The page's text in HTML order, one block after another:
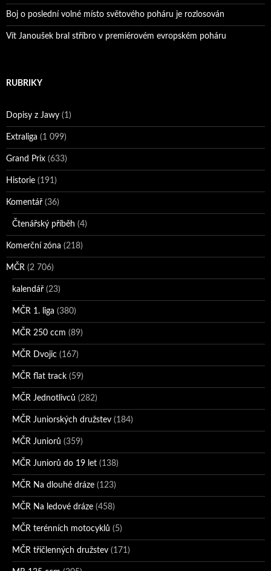
Boj o poslední volné místo světového poháru je rozlosován
Vít Janoušek bral stříbro v premiérovém evropském poháru
RUBRIKY
Dopisy z Jawy (1)
Extraliga (1 099)
Grand Prix (633)
Historie (191)
Komentář (36)
Čtenářský příběh (4)
Komerční zóna (218)
MČR (2 706)
kalendář (23)
MČR 1. liga (380)
MČR 250 ccm (89)
MČR Dvojic (167)
MČR flat track (59)
MČR Jednotlivců (282)
MČR Juniorských družstev (184)
MČR Juniorů (359)
MČR Juniorů do 19 let (138)
MČR Na dlouhé dráze (123)
MČR Na ledové dráze (458)
MČR terénních motocyklů (5)
MČR tříčlenných družstev (171)